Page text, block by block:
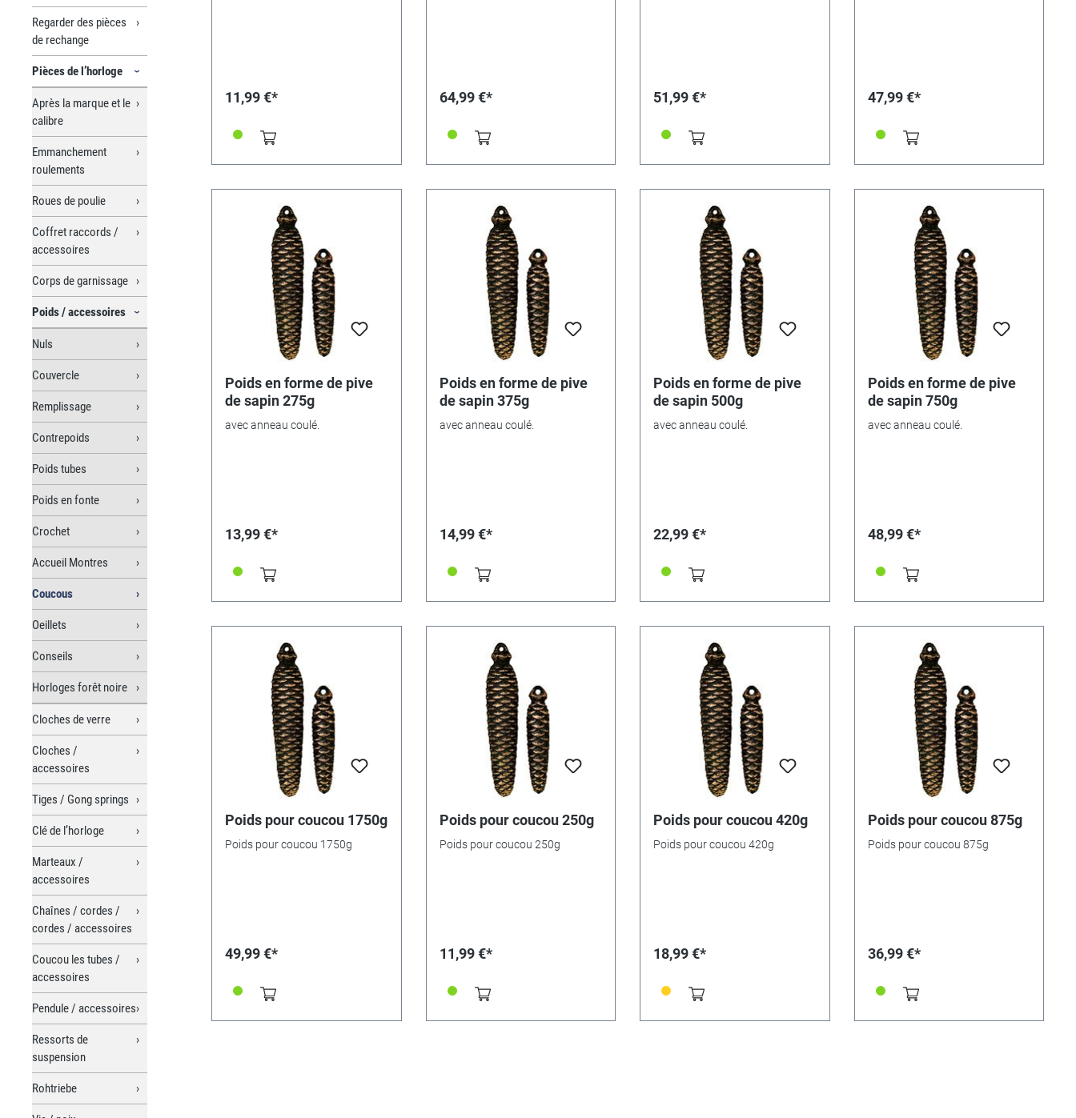
Regarder des pièces
de rechange
Pièces de l’horloge
Après la marque et le
calibre
Emmanchement
roulements
Roues de poulie
Coffret raccords /
accessoires
Corps de garnissage
Poids / accessoires
Nuls
Couvercle
Remplissage
Contrepoids
Poids tubes
Poids en fonte
Crochet
Accueil Montres
Coucous
Oeillets
Conseils
Horloges forêt noire
Cloches de verre
Cloches /
accessoires
Tiges / Gong springs
Clé de l’horloge
Marteaux /
accessoires
Chaînes / cordes /
cordes / accessoires
Coucou les tubes /
accessoires
Pendule / accessoires
Ressorts de
suspension
Rohtriebe
11,99 €* 64,99 €* 51,99 €* 47,99 €*
Poids en forme de pive
de sapin 275g
avec anneau coulé.
13,99 €*
Poids en forme de pive
de sapin 375g
avec anneau coulé.
14,99 €*
Poids en forme de pive
de sapin 500g
avec anneau coulé.
22,99 €*
Poids en forme de pive
de sapin 750g
avec anneau coulé.
48,99 €*
Poids pour coucou 1750g
Poids pour coucou 1750g
49,99 €*
Poids pour coucou 250g
Poids pour coucou 250g
11,99 €*
Poids pour coucou 420g
Poids pour coucou 420g
18,99 €*
Poids pour coucou 875g
Poids pour coucou 875g
36,99 €*